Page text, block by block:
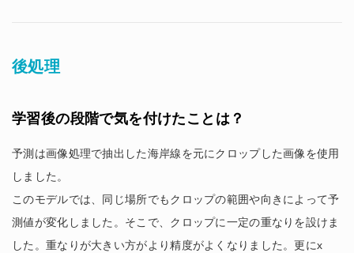
後処理
学習後の段階で気を付けたことは？
予測は画像処理で抽出した海岸線を元にクロップした画像を使用
しました。
このモデルでは、同じ場所でもクロップの範囲や向きによって予
測値が変化しました。そこで、クロップに一定の重なりを設けま
した。重なりが大きい方がより精度がよくなりました。更にx